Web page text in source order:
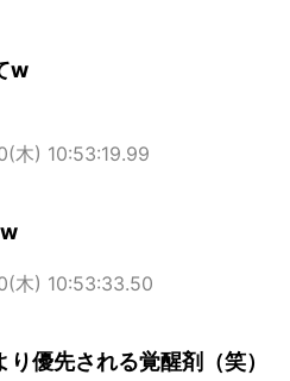
w
木) 10:53:19.99
木) 10:53:33.50
優先される覚醒剤（笑）